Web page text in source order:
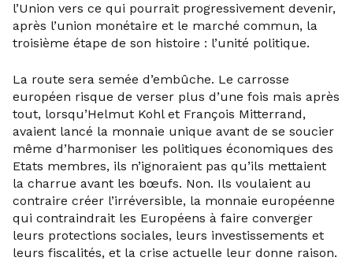
l’Union vers ce qui pourrait progressivement devenir,
après l’union monétaire et le marché commun, la
troisième étape de son histoire : l’unité politique.
La route sera semée d’embûche. Le carrosse
européen risque de verser plus d’une fois mais après
tout, lorsqu’Helmut Kohl et François Mitterrand,
avaient lancé la monnaie unique avant de se soucier
même d’harmoniser les politiques économiques des
Etats membres, ils n’ignoraient pas qu’ils mettaient
la charrue avant les bœufs. Non. Ils voulaient au
contraire créer l’irréversible, la monnaie européenne
qui contraindrait les Européens à faire converger
leurs protections sociales, leurs investissements et
leurs fiscalités, et la crise actuelle leur donne raison.